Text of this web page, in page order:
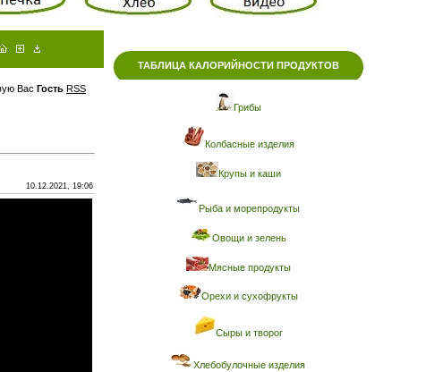
Вас Гость RSS
10.12.2021, 19:06
ТАБЛИЦА КАЛОРИЙНОСТИ ПРОДУКТОВ
Грибы
Колбасные изделия
Крупы и каши
Рыба и морепродукты
Овощи и зелень
Мясные продукты
Орехи и сухофрукты
Сыры и творог
Хлебобулочные изделия